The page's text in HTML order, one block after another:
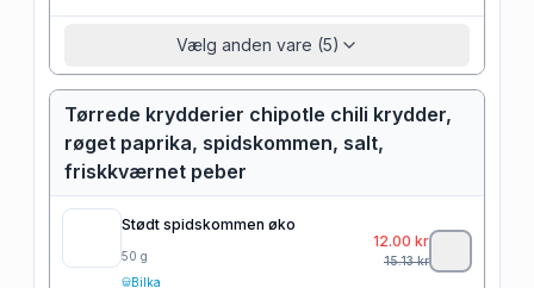
Vælg anden vare (5)
Tørrede krydderier chipotle chili krydder,
røget paprika, spidskommen, salt,
friskkværnet peber
Stødt spidskommen øko
50 g
Bilka
12.00 kr
15.13kr